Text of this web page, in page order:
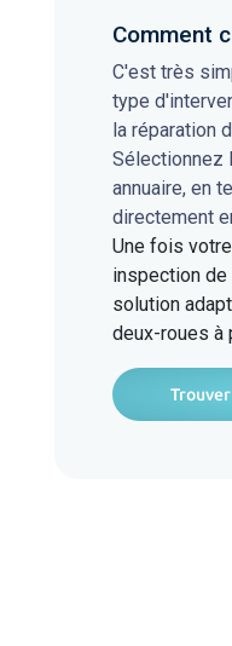
Comment
C'est très
type
la réparation
Sélectionnez
annuaire, en
directement
Une fois
inspection
solution
deux-roues à